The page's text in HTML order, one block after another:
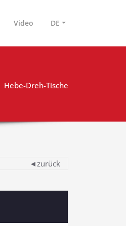
Video DE
Hebe-Dreh-Tische
◄zurück